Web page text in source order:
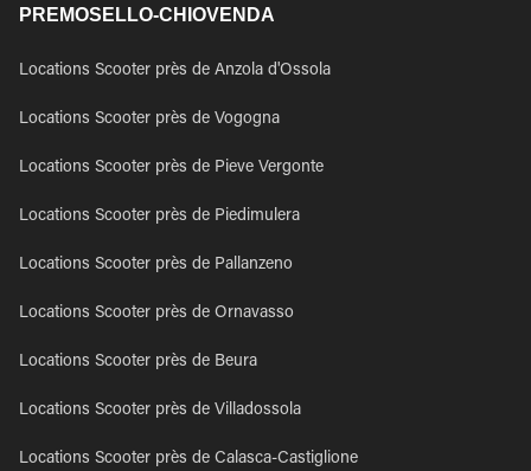
PREMOSELLO-CHIOVENDA
Locations Scooter près de Anzola d'Ossola
Locations Scooter près de Vogogna
Locations Scooter près de Pieve Vergonte
Locations Scooter près de Piedimulera
Locations Scooter près de Pallanzeno
Locations Scooter près de Ornavasso
Locations Scooter près de Beura
Locations Scooter près de Villadossola
Locations Scooter près de Calasca-Castiglione